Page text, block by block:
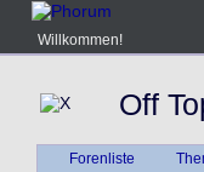
Willkommen!
Off
Forenliste